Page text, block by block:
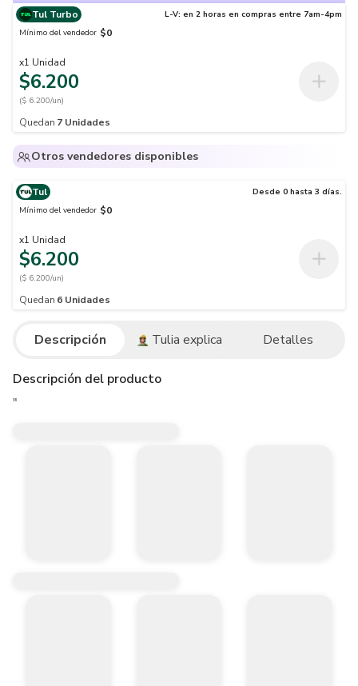
Tul Turbo
L-V: en 2 horas en compras entre 7am-4pm
Mínimo del vendedor $0
x1 Unidad
$6.200
($ 6.200/un)
Quedan 7 Unidades
Otros vendedores disponibles
Tul
Desde 0 hasta 3 días.
Mínimo del vendedor $0
x1 Unidad
$6.200
($ 6.200/un)
Quedan 6 Unidades
Descripción Tulia explica Detalles
Descripción del producto
"